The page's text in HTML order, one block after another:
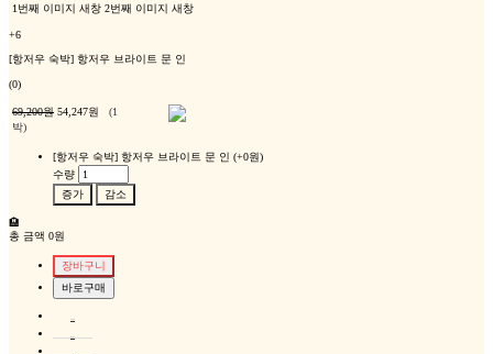
1번째 이미지 새창 2번째 이미지 새창
+6
[항저우 숙박] 항저우 브라이트 문 인
(0)
69,200원 54,247원
(1
박)
[항저우 숙박] 항저우 브라이트 문 인 (+0원)
수량
증가
감소
🏨
총 금액 0원